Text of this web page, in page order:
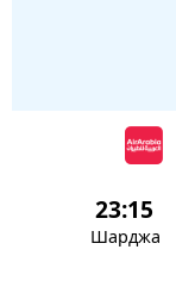
23:15
Шарджа